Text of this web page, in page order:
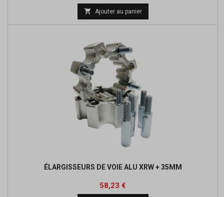
 Ajouter au panier
ÉLARGISSEURS DE VOIE ALU XRW + 35MM
Prix
58,23 €